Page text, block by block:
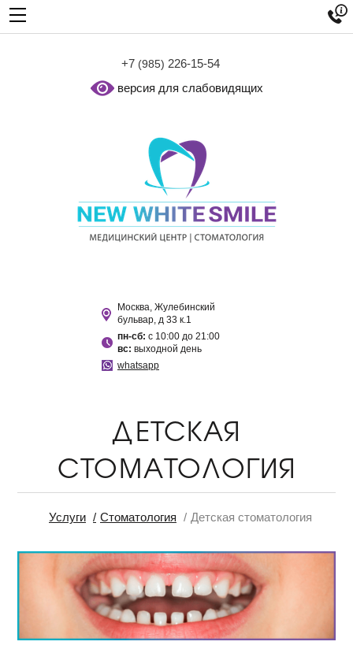
+7 (985) 226-15-54
версия для слабовидящих
Москва, Жулебинский
бульвар, д 33 к.1
пн-сб: с 10:00 до 21:00
вс: выходной день
whatsapp

ДЕТСКАЯ
СТОМАТОЛОГИЯ
Услуги Стоматология Детская стоматология